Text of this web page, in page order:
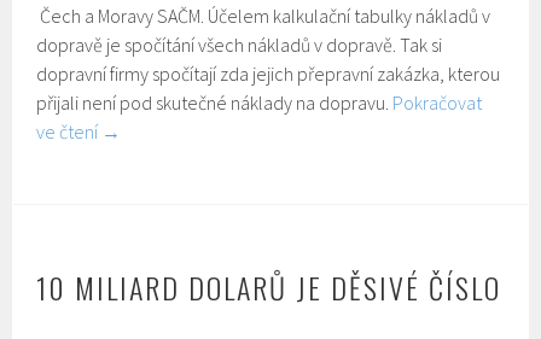
Čech a Moravy SAČM. Účelem kalkulační tabulky nákladů v
dopravě je spočítání všech nákladů v dopravě. Tak si
dopravní firmy spočítají zda jejich přepravní zakázka, kterou
přijali není pod skutečné náklady na dopravu. Pokračovat
ve čtení →
10 MILIARD DOLARŮ JE DĚSIVÉ ČÍSLO